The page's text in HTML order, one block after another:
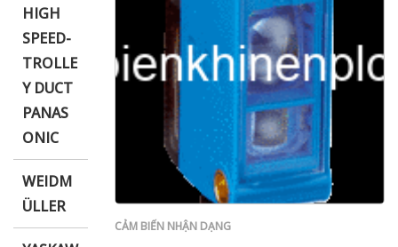
HIGH
SPEED-
TROLLE
Y DUCT
PANAS
ONIC
WEIDM
ÜLLER
CẢM BIẾN NHẬN DẠNG